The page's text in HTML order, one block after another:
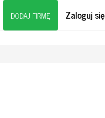
DODAJ FIRMĘ Zaloguj się